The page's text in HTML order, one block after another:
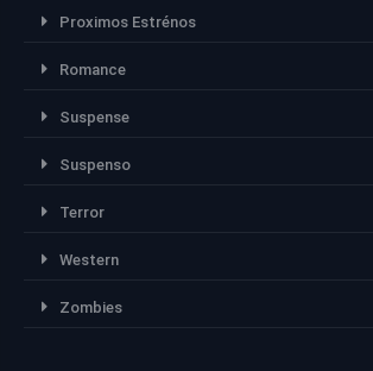
Proximos Estrénos
Romance
Suspense
Suspenso
Terror
Western
Zombies